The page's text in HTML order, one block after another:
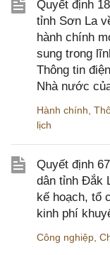
Quyết định
tỉnh Sơn La
hành chính
sung trong
Thông tin
Nhà nước
Hành chính
lịch
Quyết định
dân tỉnh Đắk
kế hoạch, tổ
kinh phí
Công nghiệp